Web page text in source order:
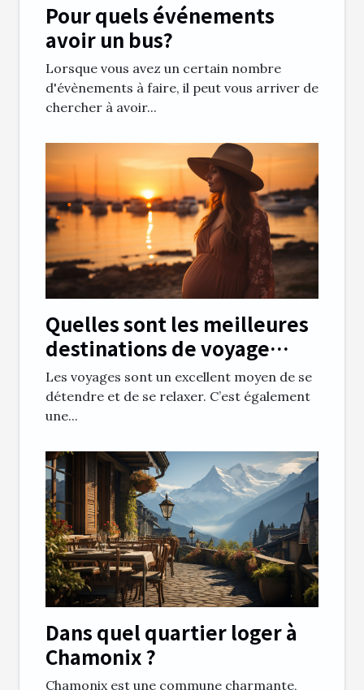
Pour quels événements
avoir un bus?
Lorsque vous avez un certain nombre
d'évènements à faire, il peut vous arriver de
chercher à avoir...
Quelles sont les meilleures
destinations de voyage
pour une femme enceinte ?
Les voyages sont un excellent moyen de se
détendre et de se relaxer. C’est également
une...
Dans quel quartier loger à
Chamonix ?
Chamonix est une commune charmante,